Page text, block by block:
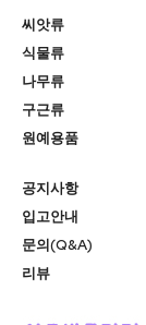
씨앗류
식물류
나무류
구근류
원예용품
공지사항
입고안내
문의(Q&A)
리뷰